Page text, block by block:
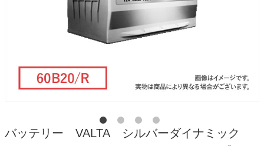
バッテリー VALTA シルバーダイナミック